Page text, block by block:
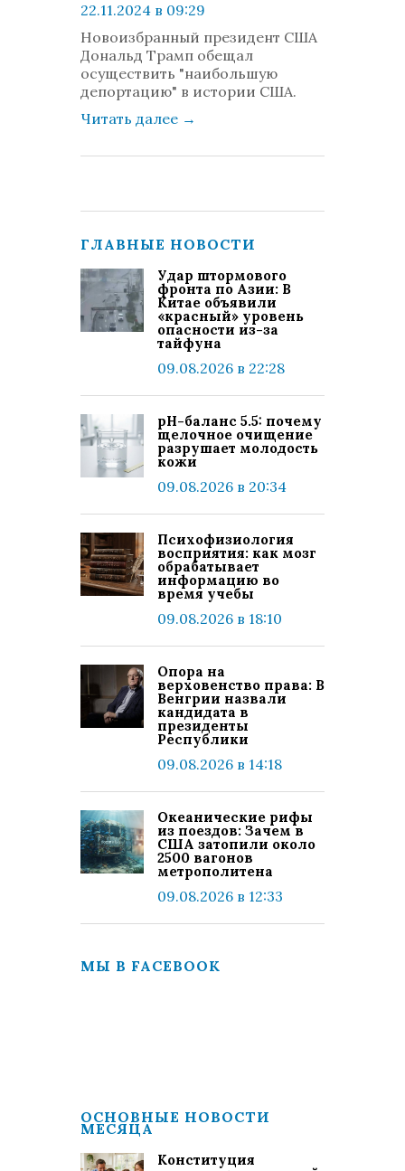
22.11.2024 в 09:29
просмотров: 365
комментариев: 0
Новоизбранный президент США
Дональд Трамп обещал
осуществить "наибольшую
депортацию" в истории США.
Читать далее →
ГЛАВНЫЕ НОВОСТИ
Удар штормового
фронта по Азии: В
Китае объявили
«красный» уровень
опасности из-за
тайфуна
09.08.2026 в 22:28
pH-баланс 5.5: почему
щелочное очищение
разрушает молодость
кожи
09.08.2026 в 20:34
Психофизиология
восприятия: как мозг
обрабатывает
информацию во
время учебы
09.08.2026 в 18:10
Опора на
верховенство права: В
Венгрии назвали
кандидата в
президенты
Республики
09.08.2026 в 14:18
Океанические рифы
из поездов: Зачем в
США затопили около
2500 вагонов
метрополитена
09.08.2026 в 12:33
МЫ В FACEBOOK
ОСНОВНЫЕ НОВОСТИ
МЕСЯЦА
Конституция